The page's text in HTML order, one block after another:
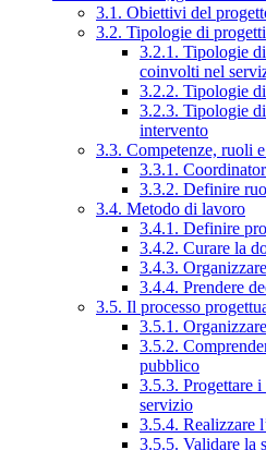
3.1. Obiettivi del
3.2. Tipologie di progetti
3.2.1. Tipologie
coinvolti nel
3.2.2. Tipologie
3.2.3. Tipologie
intervento
3.3. Competenze, ruoli
3.3.1.
3.3.2. Definire
3.4. Metodo di lavoro
3.4.1. Definire
3.4.2. Curare la
3.4.3.
3.4.4. Prendere
3.5. Il processo
3.5.1.
3.5.2.
pubblico
3.5.3. Progettare i
servizio
3.5.4. Realizzare
3.5.5. Validare la